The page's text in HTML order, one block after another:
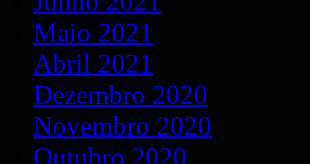
Maio 2021
Abril 2021
Dezembro 2020
Novembro 2020
Outubro 2020